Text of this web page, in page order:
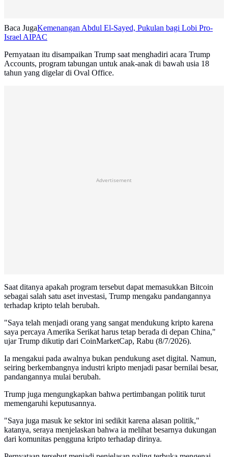
Baca JugaKemenangan Abdul El-Sayed, Pukulan bagi Lobi Pro-
Israel AIPAC
Pernyataan itu disampaikan Trump saat menghadiri acara Trump
Accounts, program tabungan untuk anak-anak di bawah usia 18
tahun yang digelar di Oval Office.
Advertisement
Saat ditanya apakah program tersebut dapat memasukkan Bitcoin
sebagai salah satu aset investasi, Trump mengaku pandangannya
terhadap kripto telah berubah.
"Saya telah menjadi orang yang sangat mendukung kripto karena
saya percaya Amerika Serikat harus tetap berada di depan China,"
ujar Trump dikutip dari CoinMarketCap, Rabu (8/7/2026).
Ia mengakui pada awalnya bukan pendukung aset digital. Namun,
seiring berkembangnya industri kripto menjadi pasar bernilai besar,
pandangannya mulai berubah.
Trump juga mengungkapkan bahwa pertimbangan politik turut
memengaruhi keputusannya.
"Saya juga masuk ke sektor ini sedikit karena alasan politik,"
katanya, seraya menjelaskan bahwa ia melihat besarnya dukungan
dari komunitas pengguna kripto terhadap dirinya.